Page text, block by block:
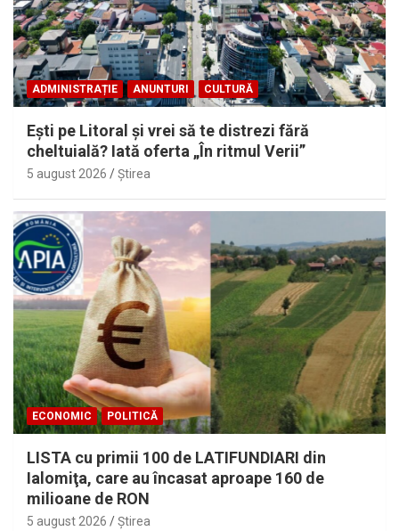
ADMINISTRAȚIE ANUNTURI CULTURĂ
Eşti pe Litoral şi vrei să te distrezi fără
cheltuială? Iată oferta „În ritmul Verii”
5 august 2026 Ştirea
ECONOMIC POLITICĂ
LISTA cu primii 100 de LATIFUNDIARI din
Ialomiţa, care au încasat aproape 160 de
milioane de RON
5 august 2026 Ştirea